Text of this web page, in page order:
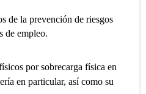
de la prevención de riesgos
de empleo.
por sobrecarga física en
en particular, así como su